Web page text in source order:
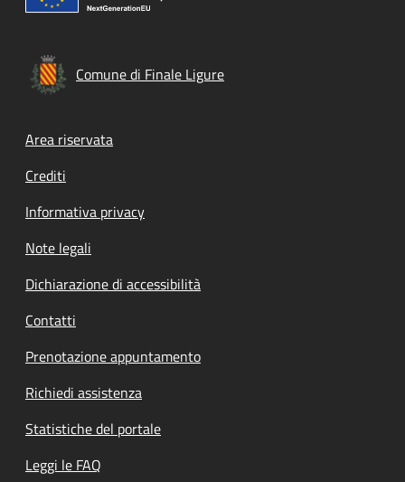
Comune di Finale Ligure
Footer menu
Area riservata
Crediti
Informativa privacy
Note legali
Dichiarazione di accessibilità
Contatti
Prenotazione appuntamento
Richiedi assistenza
Statistiche del portale
Leggi le FAQ